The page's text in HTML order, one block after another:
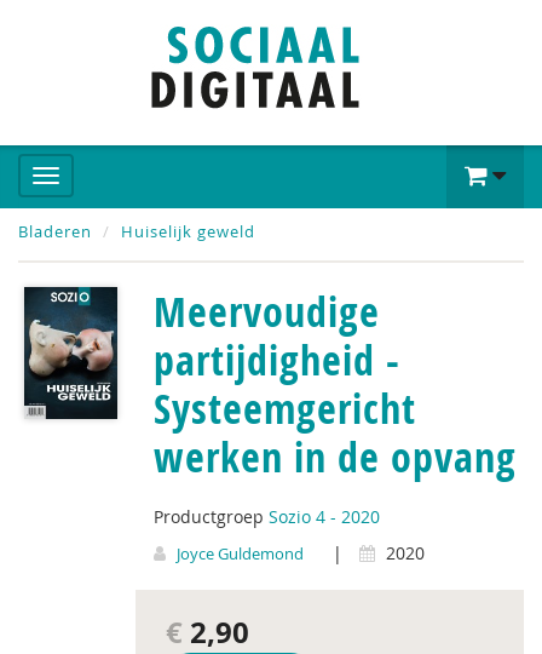
Bladeren Huiselijk geweld
Meervoudige
partijdigheid -
Systeemgericht
werken in de opvang
Productgroep Sozio 4 - 2020
Joyce Guldemond | 2020
€ 2,90